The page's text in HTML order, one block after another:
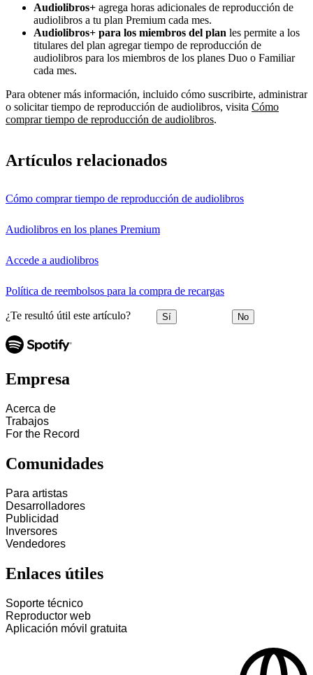
Audiolibros+ agrega horas adicionales de reproducción de
audiolibros a tu plan Premium cada mes.
Audiolibros+ para los miembros del plan les permite a los
titulares del plan agregar tiempo de reproducción de
audiolibros para los miembros de los planes Duo o Familiar
cada mes.
Para obtener más información, incluido cómo suscribirte, administrar
o solicitar tiempo de reproducción de audiolibros, visita Cómo
comprar tiempo de reproducción de audiolibros.
Artículos relacionados
Cómo comprar tiempo de reproducción de audiolibros
Audiolibros en los planes Premium
Accede a audiolibros
Política de reembolsos para la compra de recargas
¿Te resultó útil este artículo? Sí No
Empresa
Acerca de
Trabajos
For the Record
Comunidades
Para artistas
Desarrolladores
Publicidad
Inversores
Vendedores
Enlaces útiles
Soporte técnico
Reproductor web
Aplicación móvil gratuita